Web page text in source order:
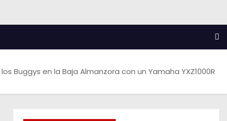
Buggys en la Baja Almanzora con un Yamaha YXZ1000R